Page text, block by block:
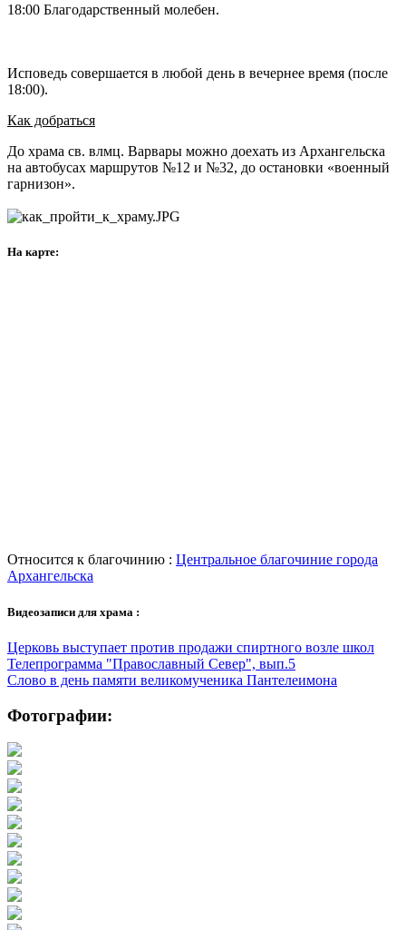
18:00 Благодарственный молебен.
Исповедь совершается в любой день в вечернее время (после
18:00).
Как добраться
До храма св. влмц. Варвары можно доехать из Архангельска
на автобусах маршрутов №12 и №32, до остановки «военный
гарнизон».
На карте:
Относится к благочинию : Центральное благочиние города
Архангельска
Видеозаписи для храма :
Церковь выступает против продажи спиртного возле школ
Телепрограмма "Православный Север", вып.5
Слово в день памяти великомученика Пантелеимона
Фотографии: